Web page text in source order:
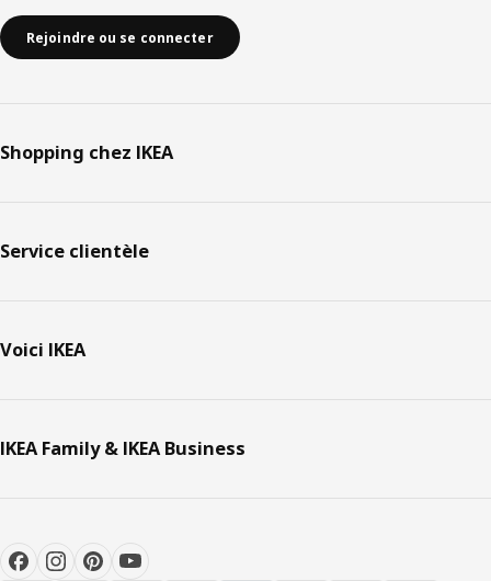
Rejoindre ou se connecter
Shopping chez IKEA
Service clientèle
Voici IKEA
IKEA Family & IKEA Business